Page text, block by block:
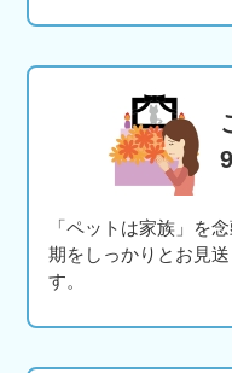
「ペットは家族」を
期をしっかりとお見
す。